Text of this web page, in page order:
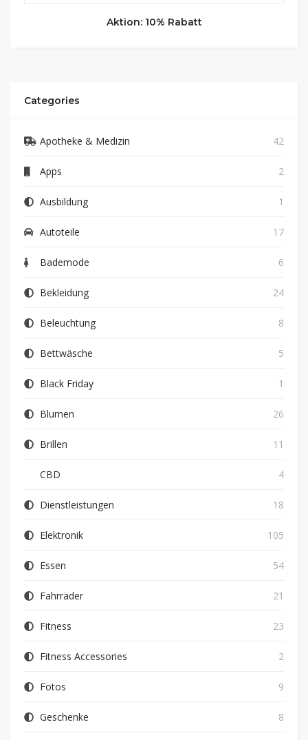
Aktion: 10% Rabatt
Categories
Apotheke & Medizin 42
Apps 2
Ausbildung 1
Autoteile 17
Bademode 6
Bekleidung 24
Beleuchtung 8
Bettwäsche 5
Black Friday 1
Blumen 26
Brillen 11
CBD 4
Dienstleistungen 18
Elektronik 105
Essen 54
Fahrräder 21
Fitness 23
Fitness Accessories 2
Fotos 9
Geschenke 8